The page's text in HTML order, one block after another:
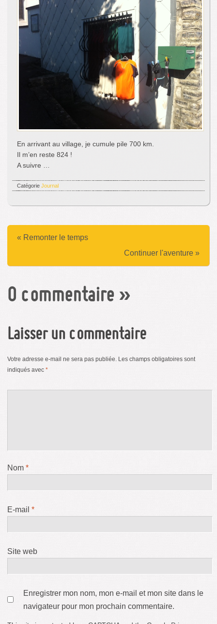
En arrivant au village, je cumule pile 700 km.
Il m’en reste 824 !
A suivre …
Catégorie Journal
Continuer l'aventure »
« Remonter le temps
0 commentaire »
Laisser un commentaire
Votre adresse e-mail ne sera pas publiée. Les champs obligatoires sont
indiqués avec *
Nom *
E-mail *
Site web
Enregistrer mon nom, mon e-mail et mon site dans le
navigateur pour mon prochain commentaire.